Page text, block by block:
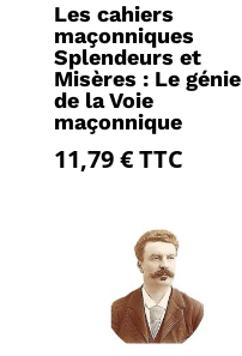
Les cahiers
maçonniques
Splendeurs et
Misères : Le génie
de la Voie
maçonnique
11,79€TTC